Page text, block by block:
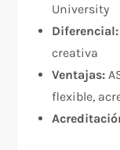
University
Diferencial:
creativa
Ventajas:
flexible,